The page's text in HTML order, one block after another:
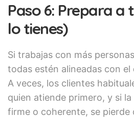
Paso 6: Prepara a
lo tienes)
Si trabajas con más
todas estén alineadas con
A veces, los clientes
quien atiende primero, y si
firme o coherente, se pierde